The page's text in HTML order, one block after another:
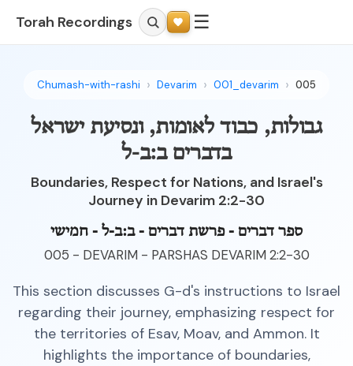
Torah Recordings ☰
Chumash-with-rashi Devarim 001_devarim 005
גבולות, כבוד לאומות, ונסיעת ישראל
בדברים ב:ב-ל
Boundaries, Respect for Nations, and Israel's
Journey in Devarim 2:2-30
ספר דברים - פרשת דברים - ב:ב-ל - חמישי
005 - DEVARIM - PARSHAS DEVARIM 2:2-30
This section discusses G-d's instructions to Israel
regarding their journey, emphasizing respect for
the territories of Esav, Moav, and Ammon. It
highlights the importance of boundaries,